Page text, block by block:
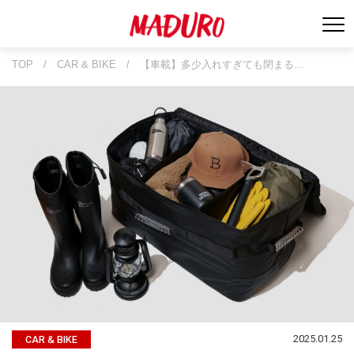
TOP / CAR & BIKE / 【車載】多少入れすぎても閉まる…
CAR & BIKE 2025.01.25